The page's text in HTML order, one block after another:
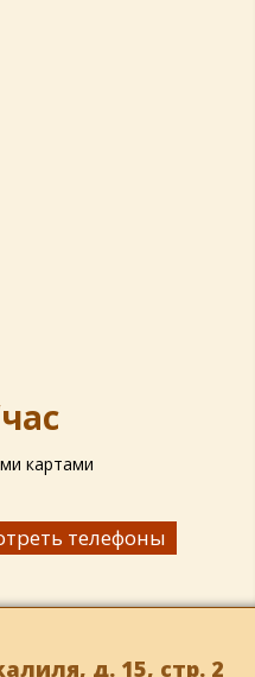
картами
(915) 297-08-08
телефоны
д. 15, стр. 2